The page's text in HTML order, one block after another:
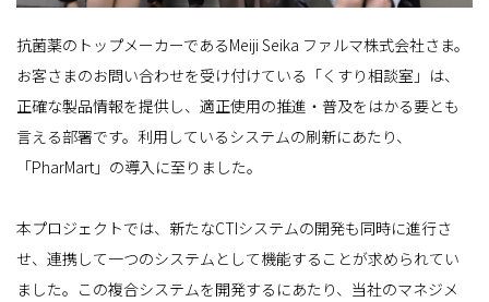
抗菌薬のトップメーカーであるMeiji Seika ファルマ株式会社さま。
お客さまのお問い合わせを受け付けている「くすり相談室」は、
正確な製品情報を提供し、適正使用の推進・普及をはかる要とも
言える部署です。利用しているシステムの刷新にあたり、
「PharMart」の導入に至りました。
本プロジェクトでは、新たなCTIシステムの開発も同時に進行さ
せ、連携して一つのシステムとして機能することが求められてい
ました。この複合システムを開発するにあたり、当社のマネジメ